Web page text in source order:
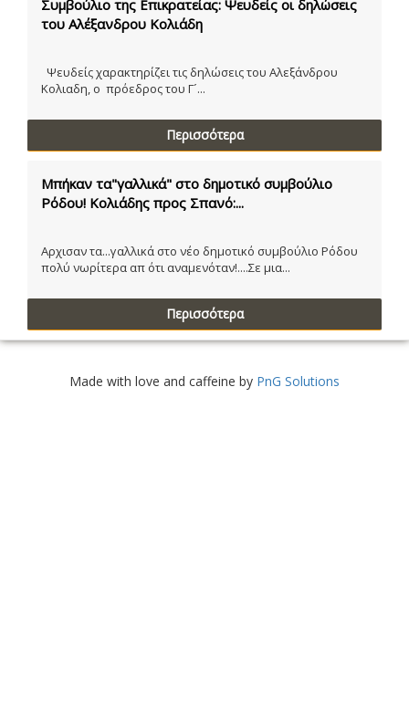
Συμβούλιο της Επικρατείας: Ψευδείς οι δηλώσεις
του Αλέξανδρου Κολιάδη
Ψευδείς χαρακτηρίζει τις δηλώσεις του Αλεξάνδρου
Κολιαδη, ο πρόεδρος του Γ´...
Περισσότερα
Μπήκαν τα"γαλλικά" στο δημοτικό συμβούλιο
Ρόδου! Κολιάδης προς Σπανό:...
Αρχισαν τα...γαλλικά στο νέο δημοτικό συμβούλιο Ρόδου
πολύ νωρίτερα απ ότι αναμενόταν!....Σε μια...
Περισσότερα
Made with love and caffeine by PnG Solutions